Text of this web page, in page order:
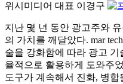
위시미디어 대표 이경구
지난 몇 년 동안 광고주와
의 가치를 깨달았다. mar
술을 강화함에 따라 광고
율적으로 활용하게 도와주
도구가 계속해서 진화, 병